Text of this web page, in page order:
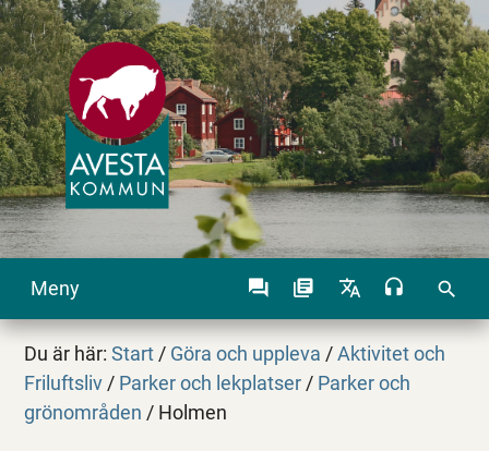
Meny search
Du är här:Start / Göra och uppleva / Aktivitet och
Friluftsliv / Parker och lekplatser / Parker och
grönområden / Holmen